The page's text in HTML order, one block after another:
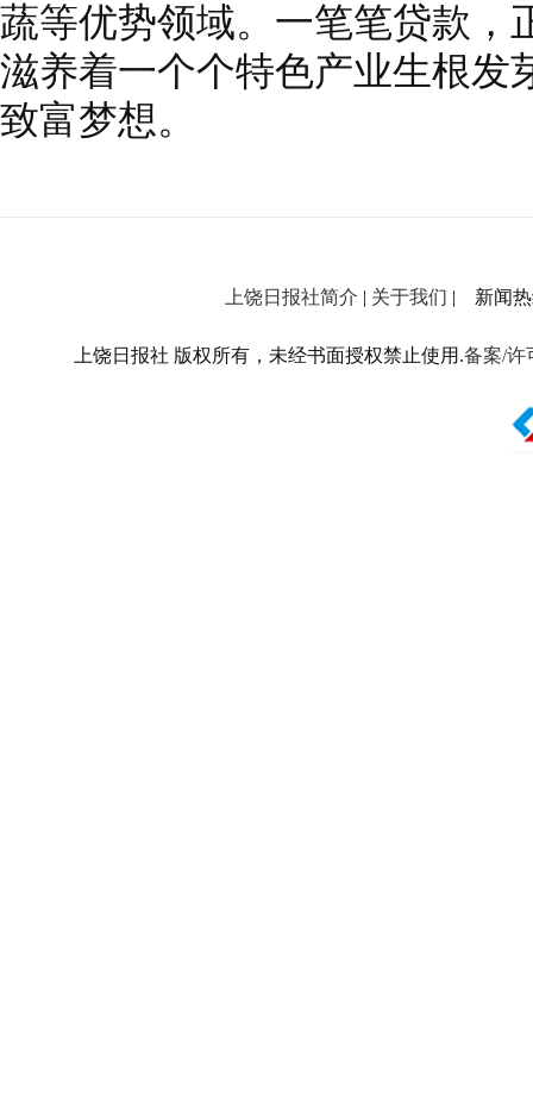
蔬等优势领域。一笔笔贷款，
滋养着一个个特色产业生根发
致富梦想。
上饶日报社简介 | 关于我们 | 新闻热
上饶日报社 版权所有，未经书面授权禁止使用.备案/许